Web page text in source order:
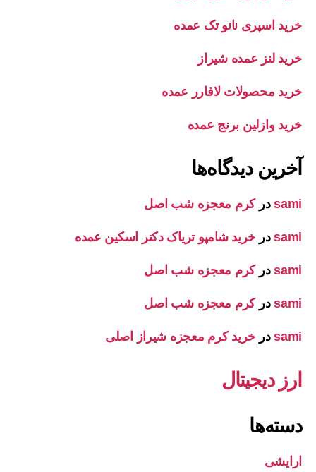
خرید اسپری نانو تک عمده
خرید لنز عمده شیراز
خرید محصولات لافارر عمده
خرید وازلین برنج عمده
آخرین دیدگاه‌ها
samiدرکرم معجزه شب اصل
samiدر خرید شامپو تریاک دکتر اسکین عمده
samiدرکرم معجزه شب اصل
samiدرکرم معجزه شب اصل
samiدر خرید کرم معجزه شیراز اصلی
ارز دیجیتال
دسته‌ها
ارایشی